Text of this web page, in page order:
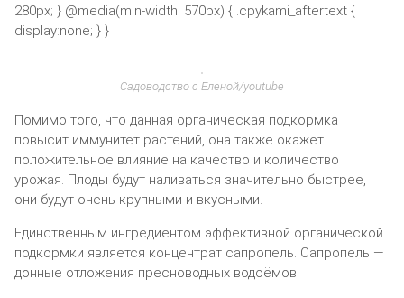
280px; } @media(min-width: 570px) { .cpykami_aftertext {
display:none; } }
Садоводство с Еленой/youtube
Помимо того, что данная органическая подкормка
повысит иммунитет растений, она также окажет
положительное влияние на качество и количество
урожая. Плоды будут наливаться значительно быстрее,
они будут очень крупными и вкусными.
Единственным ингредиентом эффективной органической
подкормки является концентрат сапропель. Сапропель —
донные отложения пресноводных водоёмов.